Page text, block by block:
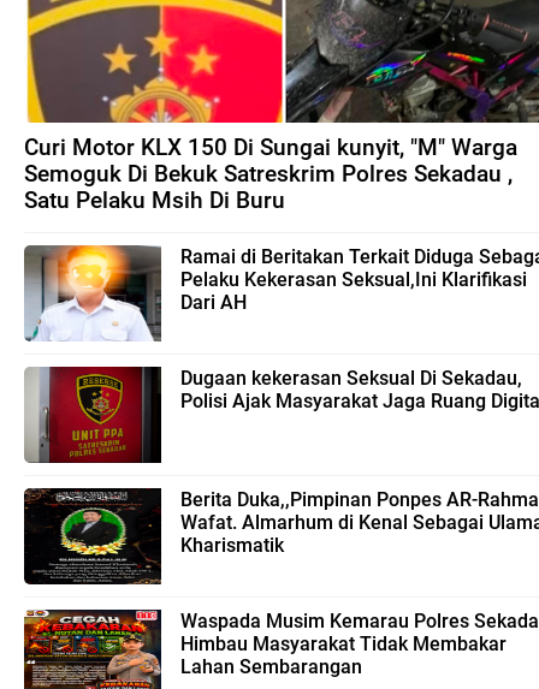
Curi Motor KLX 150 Di Sungai kunyit, "M" Warga
Semoguk Di Bekuk Satreskrim Polres Sekadau ,
Satu Pelaku Msih Di Buru
Ramai di Beritakan Terkait Diduga
Pelaku Kekerasan Seksual,Ini Klarifikasi
Dari AH
Dugaan kekerasan Seksual Di Sekadau,
Polisi Ajak Masyarakat Jaga Ruang
Berita Duka,,Pimpinan Ponpes AR-
Wafat. Almarhum di Kenal Sebagai
Kharismatik
Waspada Musim Kemarau Polres
Himbau Masyarakat Tidak Membakar
Lahan Sembarangan